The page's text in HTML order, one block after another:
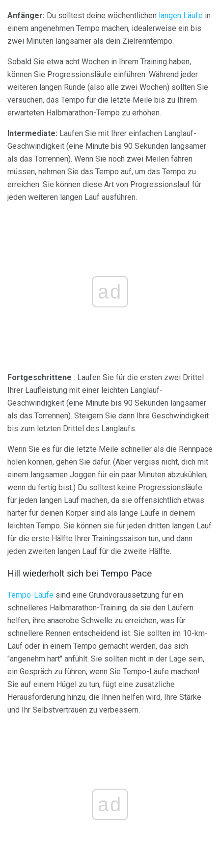
Anfänger: Du solltest deine wöchentlichen langen Läufe in
einem angenehmen Tempo machen, idealerweise ein bis
zwei Minuten langsamer als dein Zielrenntempo.
Sobald Sie etwa acht Wochen in Ihrem Training haben,
können Sie Progressionsläufe einführen. Während jeder
weiteren langen Runde (also alle zwei Wochen) sollten Sie
versuchen, das Tempo für die letzte Meile bis zu Ihrem
erwarteten Halbmarathon-Tempo zu erhöhen.
Intermediate: Laufen Sie mit Ihrer einfachen Langlauf-
Geschwindigkeit (eine Minute bis 90 Sekunden langsamer
als das Torrennen). Wenn Sie noch zwei Meilen fahren
müssen, nehmen Sie das Tempo auf, um das Tempo zu
erreichen. Sie können diese Art von Progressionslauf für
jeden weiteren langen Lauf ausführen.
ad
Fortgeschrittene : Laufen Sie für die ersten zwei Drittel
Ihrer Laufleistung mit einer leichten Langlauf-
Geschwindigkeit (eine Minute bis 90 Sekunden langsamer
als das Torrennen). Steigern Sie dann Ihre Geschwindigkeit
bis zum letzten Drittel des Langlaufs.
Wenn Sie es für die letzte Meile schneller als die Rennpace
holen können, gehen Sie dafür. (Aber vergiss nicht, dich mit
einem langsamen Joggen für ein paar Minuten abzukühlen,
wenn du fertig bist.) Du solltest keine Progressionsläufe
für jeden langen Lauf machen, da sie offensichtlich etwas
härter für deinen Körper sind als lange Läufe in deinem
leichten Tempo. Sie können sie für jeden dritten langen Lauf
für die erste Hälfte Ihrer Trainingssaison tun, und dann
jeden zweiten langen Lauf für die zweite Hälfte.
Hill wiederholt sich bei Tempo Pace
Tempo-Läufe sind eine Grundvoraussetzung für ein
schnelleres Halbmarathon-Training, da sie den Läufern
helfen, ihre anaerobe Schwelle zu erreichen, was für
schnellere Rennen entscheidend ist. Sie sollten im 10-km-
Lauf oder in einem Tempo gemacht werden, das sich
"angenehm hart" anfühlt. Sie sollten nicht in der Lage sein,
ein Gespräch zu führen, wenn Sie Tempo-Läufe machen!
Sie auf einem Hügel zu tun, fügt eine zusätzliche
Herausforderung hinzu, die Ihnen helfen wird, Ihre Stärke
und Ihr Selbstvertrauen zu verbessern.
ad